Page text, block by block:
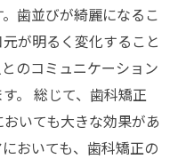
歯並びが綺麗になるこ
が明るく変化すること
のコミュニケーション
。 総じて、歯科矯正
いても大きな効果があ
おいても、歯科矯正の